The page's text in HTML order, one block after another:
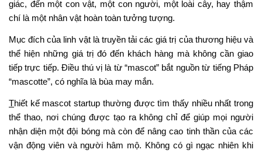
giác, đến một con vật, một con người, một loài cây, hay thậm
chí là một nhân vật hoàn toàn tưởng tượng.
Mục đích của linh vật là truyền tải các giá trị của thương hiệu và
thể hiện những giá trị đó đến khách hàng mà không cần giao
tiếp trực tiếp. Điều thú vị là từ “mascot” bắt nguồn từ tiếng Pháp
“mascotte”, có nghĩa là bùa may mắn.
Thiết kế mascot startup thường được tìm thấy nhiều nhất trong
thể thao, nơi chúng được tạo ra không chỉ để giúp mọi người
nhận diện một đội bóng mà còn để nâng cao tinh thần của các
vận động viên và người hâm mộ. Không có gì ngạc nhiên khi